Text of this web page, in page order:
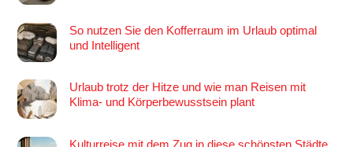
So nutzen Sie den Kofferraum im Urlaub optimal
und Intelligent
Urlaub trotz der Hitze und wie man Reisen mit
Klima- und Körperbewusstsein plant